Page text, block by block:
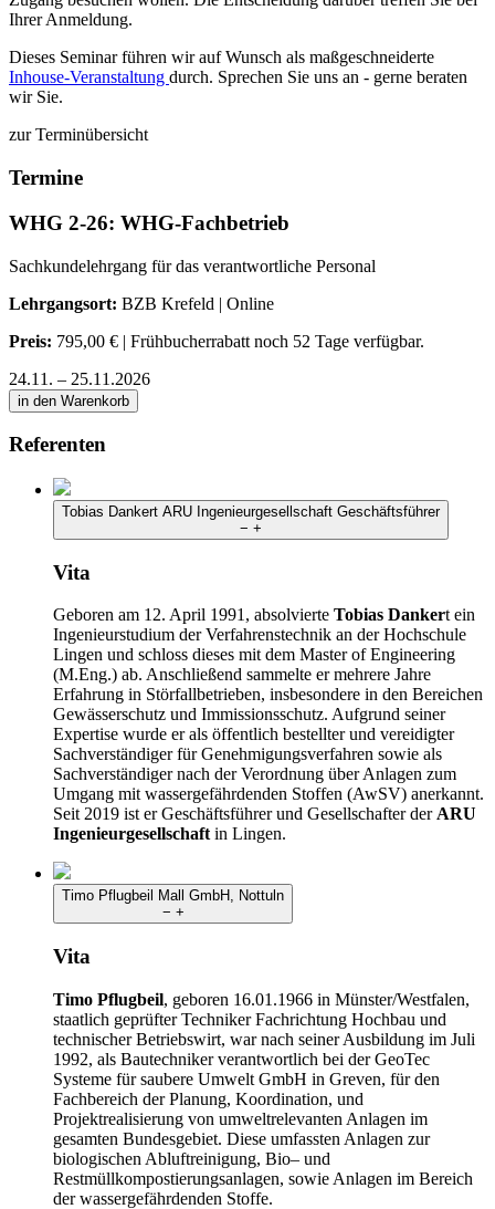
Ihrer Anmeldung.
Dieses Seminar führen wir auf Wunsch als maßgeschneiderte
Inhouse-Veranstaltung durch. Sprechen Sie uns an - gerne beraten
wir Sie.
zur Terminübersicht
Termine
WHG 2-26: WHG-Fachbetrieb
Sachkundelehrgang für das verantwortliche Personal
Lehrgangsort: BZB Krefeld | Online
Preis: 795,00 € | Frühbucherrabatt noch 52 Tage verfügbar.
24.11. – 25.11.2026
in den Warenkorb
Referenten
Tobias Dankert ARU Ingenieurgesellschaft Geschäftsführer
− +
Vita
Geboren am 12. April 1991, absolvierte Tobias Dankert ein
Ingenieurstudium der Verfahrenstechnik an der Hochschule
Lingen und schloss dieses mit dem Master of Engineering
(M.Eng.) ab. Anschließend sammelte er mehrere Jahre
Erfahrung in Störfallbetrieben, insbesondere in den Bereichen
Gewässerschutz und Immissionsschutz. Aufgrund seiner
Expertise wurde er als öffentlich bestellter und vereidigter
Sachverständiger für Genehmigungsverfahren sowie als
Sachverständiger nach der Verordnung über Anlagen zum
Umgang mit wassergefährdenden Stoffen (AwSV) anerkannt.
Seit 2019 ist er Geschäftsführer und Gesellschafter derARU
Ingenieurgesellschaftin Lingen.
Timo Pflugbeil
Mall GmbH, Nottuln
− +
Vita
Timo Pflugbeil, geboren 16.01.1966 in Münster/Westfalen,
staatlich geprüfter Techniker Fachrichtung Hochbau und
technischer Betriebswirt, war nach seiner Ausbildung im Juli
1992, als Bautechniker verantwortlich bei der GeoTec
Systeme für saubere Umwelt GmbH in Greven, für den
Fachbereich der Planung, Koordination, und
Projektrealisierung von umweltrelevanten Anlagen im
gesamten Bundesgebiet. Diese umfassten Anlagen zur
biologischen Abluftreinigung, Bio– und
Restmüllkompostierungsanlagen, sowie Anlagen im Bereich
der wassergefährdenden Stoffe.